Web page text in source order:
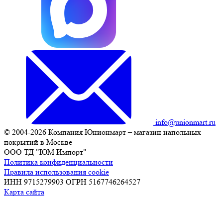
info@unionmart.ru
© 2004-2026 Компания Юнионмарт – магазин напольных
покрытий в Москве
ООО ТД "ЮМ Импорт"
Политика конфиденциальности
Правила использования cookie
ИНН 9715279903 ОГРН 5167746264527
Карта сайта